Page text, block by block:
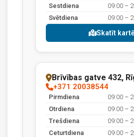
Sestdiena
09:00 –
Svētdiena
09:00 –
Skatīt
Brīvības gatve 432,
+371 20038544
Pirmdiena
09:00 –
Otrdiena
09:00 –
Trešdiena
09:00 –
Ceturtdiena
09:00 –